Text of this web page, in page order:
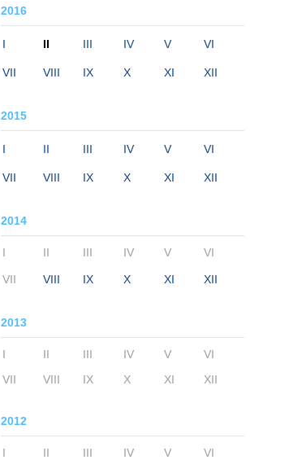
2016
I II III IV V VI
VII VIII IX X XI XII
2015
I II III IV V VI
VII VIII IX X XI XII
2014
I II III IV V VI
VII VIII IX X XI XII
2013
I II III IV V
VI
VII
VIII IX X XI XII
2012
I II III IV V
VI